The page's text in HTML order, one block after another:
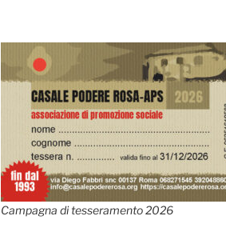
Campagna di tesseramento 2026